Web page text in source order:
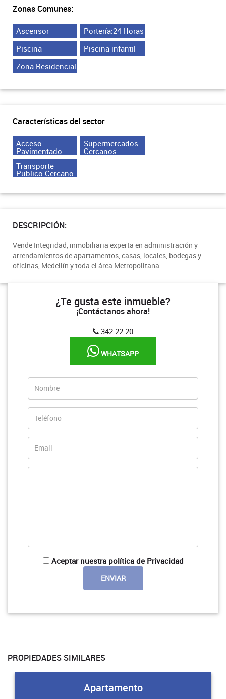
Zonas Comunes:
Ascensor
Portería:24 Horas
Piscina
Piscina infantil
Zona Residencial
Características del sector
Acceso
Pavimentado
Supermercados
Cercanos
Transporte
Publico Cercano
DESCRIPCIÓN:
Vende Integridad, inmobiliaria experta en administración y
arrendamientos de apartamentos, casas, locales, bodegas y
oficinas, Medellín y toda el área Metropolitana.
¿Te gusta este inmueble?
¡Contáctanos ahora!
342 22 20
WHATSAPP
Aceptar nuestra política de Privacidad
PROPIEDADES SIMILARES
Apartamento